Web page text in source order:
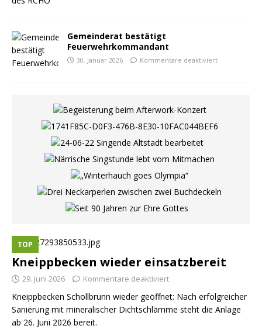
Gemeinderat bestätigt
Feuerwehrkommandant
30. Januar 2026 Kommentare deaktiviert
TOP
Kneippbecken wieder einsatzbereit
29. Juni 2026 Kommentare deaktiviert
Kneippbecken Schollbrunn wieder geöffnet: Nach erfolgreicher
Sanierung mit mineralischer Dichtschlämme steht die Anlage
ab 26. Juni 2026 bereit.